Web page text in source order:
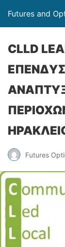
Futures and
CLLD
Futures